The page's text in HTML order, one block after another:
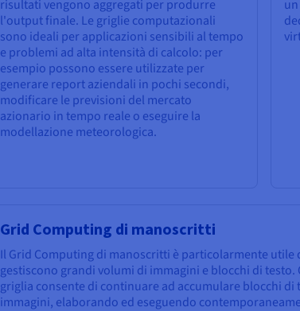
risultati vengono aggregati per produrre
l'output finale. Le griglie computazionali
sono ideali per applicazioni sensibili al tempo
e problemi ad alta intensità di calcolo: per
esempio possono essere utilizzate per
generare report aziendali in pochi secondi,
modificare le previsioni del mercato
azionario in tempo reale o eseguire la
modellazione meteorologica.
Grid Computing di manoscritti
Il Grid Computing di manoscritti è particolarmente utile
gestiscono grandi volumi di immagini e blocchi di testo.
griglia consente di continuare ad accumulare blocchi di
immagini, elaborando ed eseguendo